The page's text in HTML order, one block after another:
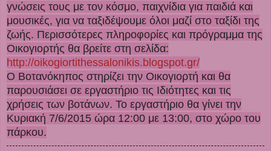
γνώσεις τους με τον κόσμο, παιχνίδια για παιδιά και
μουσικές, για να ταξιδέψουμε όλοι μαζί στο ταξίδι της
ζωής. Περισσότερες πληροφορίες και πρόγραμμα της
Οικογιορτής θα βρείτε στη σελίδα:
http://oikogiortithessalonikis.blogspot.gr/
Ο Βοτανόκηπος στηρίζει την Οικογιορτή και θα
παρουσιάσει σε εργαστήριο τις Ιδιότητες και τις
χρήσεις των βοτάνων. Το εργαστήριο θα γίνει την
Κυριακή 7/6/2015 ώρα 12:00 με 13:00, στο χώρο του
πάρκου.